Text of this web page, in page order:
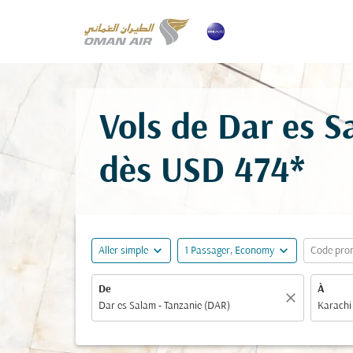
Vols de Dar es
dès USD 474*
Aller simple expand_more 1 Passager, Economy expand_more Code
De
close
À